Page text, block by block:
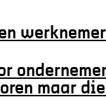
maar